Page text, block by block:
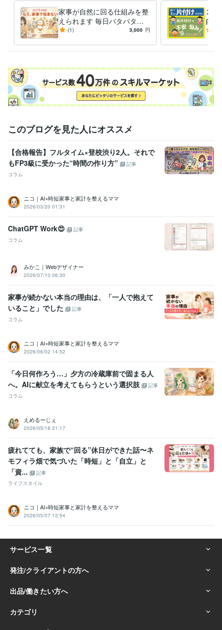
に思いやりの心を持ってほしい
夏はこまめな「片づけ」を～夏の子
供部屋の片づけは注意～ 「自由な時間を持ちたい」を叶えるには
「子供が自ら作る簡単な朝食おにぎり」の魅力
こどもに「学びや経
験を共有する」 片付けが億劫で先延ばしになってしまうあなたへ コ
コナラ　ブロンズランク受賞
古物商許可 取得年 : 2021年
食品衛生管理者 取得年 : 2014年
ITパスポート 取得年 : 2024年
3級FP技能士 取得年 : 2025年
Excel:30年Google サイト:20年Google スプレッドシート:10年
Google スライド:10年Google ドキュメント:10年PowerPoint:20年
Word:30年BASE:3年Canva:5年
得意分野
悩み相談・カウンセリング
住まい・美容・生活相談 親子でできる片付け・家事習慣づくり
学歴
北海道大学 2016年3月 ~ 2021年2月
家事が自然に回る仕組みを整
えられます 毎日バタバタな
ママのための、ラクに家事す
-(1) 3,000 円
２
自動
家族
済む
このブログを見た人にオススメ
【合格報告】フルタイム×登校渋り2人。それで
もFP3級に受かった“時間の作り方”
記事
コラム
ニコ｜AI×時短家事と家計を整えるママ
2026/03/20 01:31
ChatGPT Work😍
記事
コラム
みかこ｜Webデザイナー
2026/07/10 06:30
家事が続かない本当の理由は、「一人で抱えて
いること」でした
記事
コラム
ニコ｜AI×時短家事と家計を整えるママ
2026/06/02 14:52
「今日何作ろう…」夕方の冷蔵庫前で固まる人
へ。AIに献立を考えてもらうという選択肢
記事
コラム
えめるーじぇ
2026/05/18 21:17
疲れてても、家族で“回る”休日ができた話〜ネ
モフィラ畑で気づいた「時短」と「自立」と
「資...
記事
ライフスタイル
ニコ｜AI×時短家事と家計を整えるママ
2026/05/07 13:54